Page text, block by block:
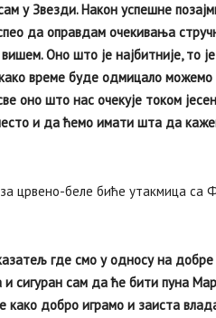
у Звезди. Након успешне
да оправдам очекивања
Оно што је најбитније, то
време буде одмицало
оно што нас очекује током
и да ћемо имати шта да
црвено-беле биће утакмица са
где смо у односу на добре
сигуран сам да ће бити пуна
како добро играмо и заиста